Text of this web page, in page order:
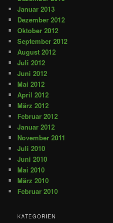
Januar 2013
Dezember 2012
Oktober 2012
September 2012
August 2012
Juli 2012
Juni 2012
Mai 2012
April 2012
März 2012
Februar 2012
Januar 2012
November 2011
Juli 2010
Juni 2010
Mai 2010
März 2010
Februar 2010
KATEGORIEN